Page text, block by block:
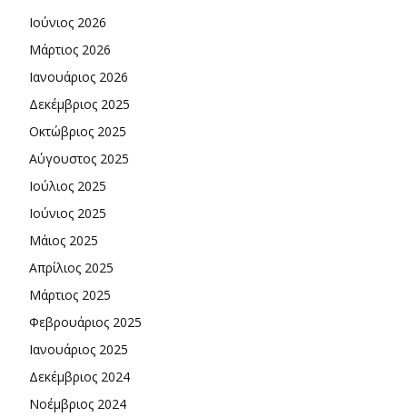
Ιούνιος 2026
Μάρτιος 2026
Ιανουάριος 2026
Δεκέμβριος 2025
Οκτώβριος 2025
Αύγουστος 2025
Ιούλιος 2025
Ιούνιος 2025
Μάιος 2025
Απρίλιος 2025
Μάρτιος 2025
Φεβρουάριος 2025
Ιανουάριος 2025
Δεκέμβριος 2024
Νοέμβριος 2024